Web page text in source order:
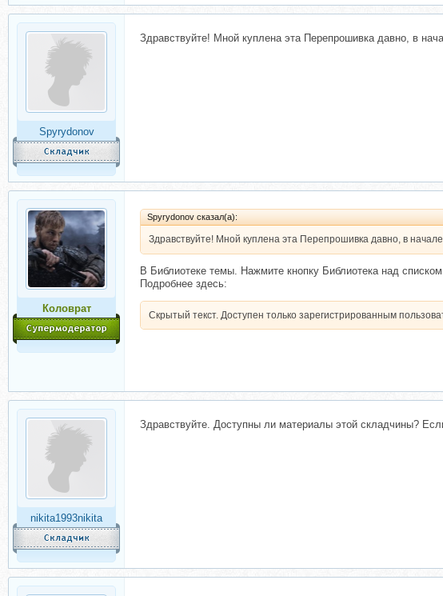
Spyrydonov
Здравствуйте! Мной куплена эта Перепрошивка давно, в
Коловрат
Spyrydonov сказал(а):
Здравствуйте! Мной куплена эта Перепрошивка давно, в
В Библиотеке темы. Нажмите кнопку Библиотека над списком
Подробнее здесь:
Скрытый текст. Доступен только зарегистрированным
nikita1993nikita
Здравствуйте. Доступны ли материалы этой складчины?